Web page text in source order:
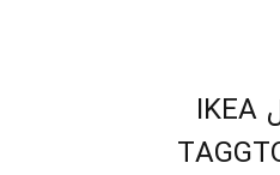
چراغ آویز ایکیا مدل IKEA